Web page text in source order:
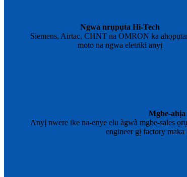
Ngwa nrụpụta Hi-Tech
Siemens, Airtac, CHNT na OMRON ka
moto na ngwa eletriki anyị
Mgbe-
Anyị nwere ike na-enye elu àgwà mgbe-sales
engineer gị factory maka